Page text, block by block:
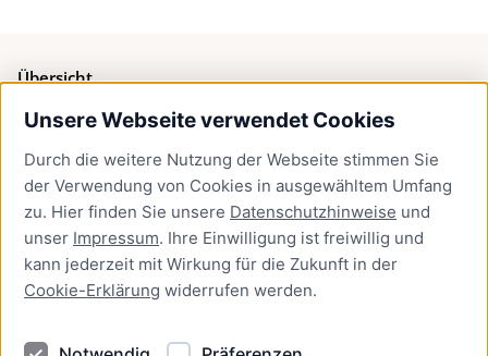
Unsere Webseite verwendet Cookies
Durch die weitere Nutzung der Webseite stimmen Sie
der Verwendung von Cookies in ausgewähltem Umfang
zu. Hier finden Sie unsere Datenschutzhinweise und
unser Impressum. Ihre Einwilligung ist freiwillig und
kann jederzeit mit Wirkung für die Zukunft in der
Cookie-Erklärung widerrufen werden.
Übersicht
Bürgerservice
Presse
Newsletter Lübeck:kompakt
Kontakt
Kontakt